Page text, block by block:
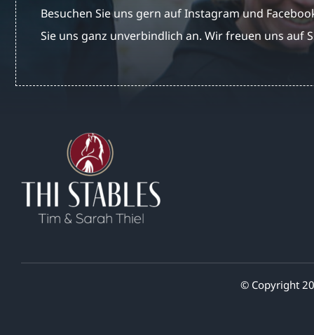
Besuchen Sie uns gern auf Instagram und
Sie uns ganz unverbindlich an. Wir freuen uns auf
© Copyright